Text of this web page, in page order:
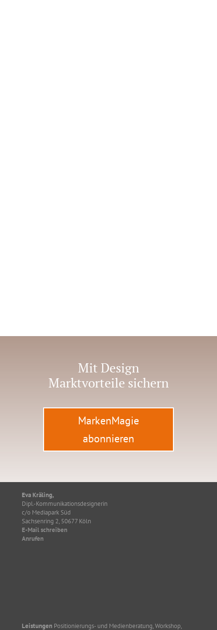
Mit Design
Marktvorteile sichern
MarkenMagie
abonnieren
Eva Kräling,
Dipl.-Kommunikationsdesignerin
c/o Mediapark Süd
Sachsenring 2, 50677 Köln
E-Mail schreiben
Anrufen
LeistungenPositionierungs- und Medienberatung, Workshop,